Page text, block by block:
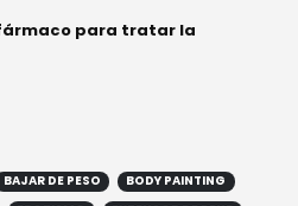
para tratar la
BAJAR DE PESO
BODY PAINTING